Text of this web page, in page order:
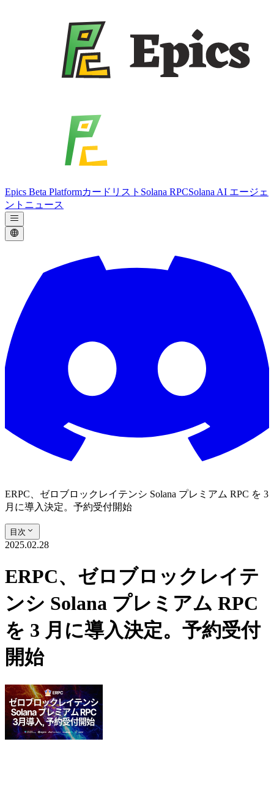
Epics Beta Platformカードリスト Solana RPCSolana AI エージェ
ント ニュース
ERPC、ゼロブロックレイテンシ Solana プレミアム RPC を 3
月に導入決定。予約受付開始
目次
2025.02.28
ERPC、ゼロブロックレイテ
ンシ Solana プレミアム RPC
を 3 月に導入決定。予約受付
開始